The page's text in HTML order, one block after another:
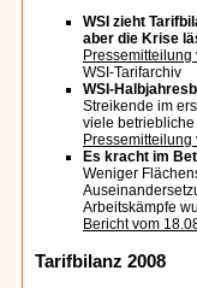
WSI zieht
aber die Krise
WSI-Tarifarchiv
WSI-
Streikende im
viele
Es kracht im
Weniger
Arbeitskämpfe
Bericht vom
Tarifbilanz 2008